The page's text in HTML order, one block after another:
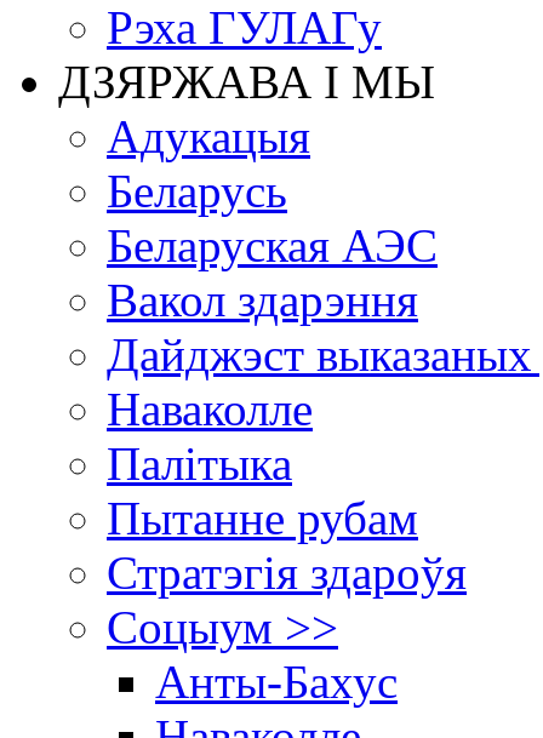
Рэха ГУЛАГу
ДЗЯРЖАВА І МЫ
Адукацыя
Беларусь
Беларуская АЭС
Вакол здарэння
Дайджэст
Наваколле
Палітыка
Пытанне рубам
Стратэгія здароўя
Соцыум >>
Анты-Бахус